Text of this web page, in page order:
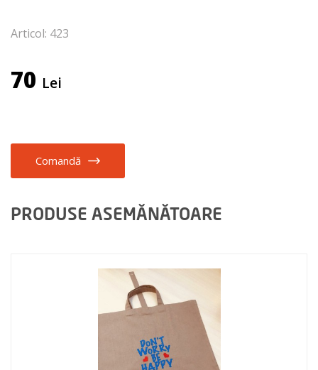
Articol: 423
70 Lei
Comandă
PRODUSE ASEMĂNĂTOARE